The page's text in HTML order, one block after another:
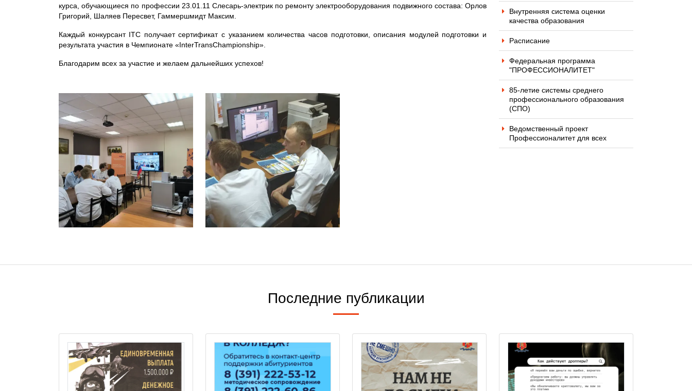
курса, обучающиеся по профессии 23.01.11 Слесарь-электрик по ремонту электрооборудования подвижного состава: Орлов
Григорий, Шаляев Пересвет, Гаммершмидт Максим.
Каждый конкурсант ITC получает сертификат с указанием количества часов подготовки, описания модулей подготовки и
результата участия в Чемпионате «InterTransСhampionship».
Благодарим всех за участие и желаем дальнейших успехов!
Внутренняя система оценки
качества образования
Расписание
Федеральная программа
"ПРОФЕССИОНАЛИТЕТ"
85-летие системы среднего
профессионального образования
(СПО)
Ведомственный проект
Профессионалитет для всех
Последние публикации